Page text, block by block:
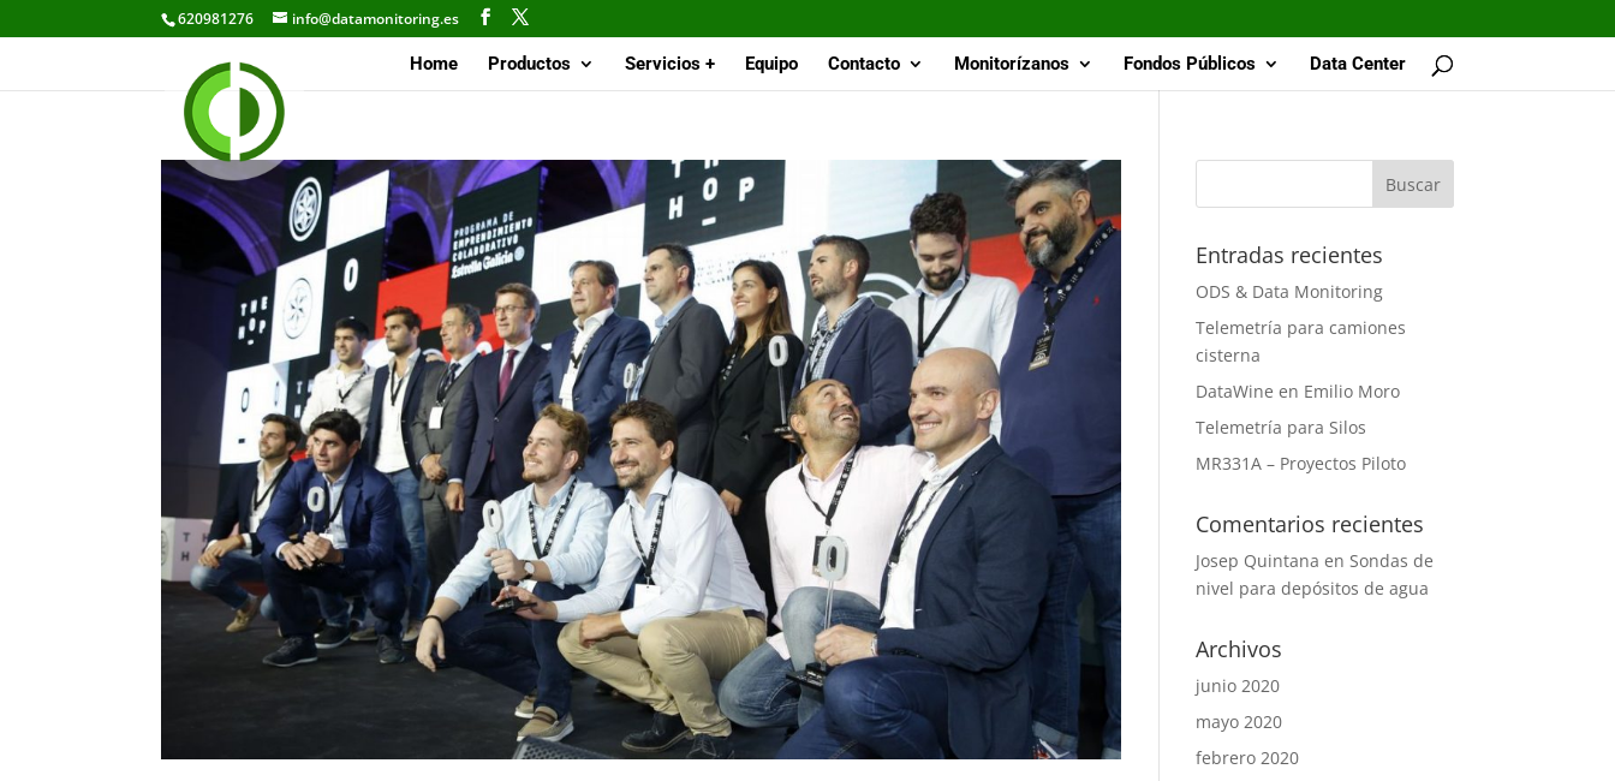
620981276 info@datamonitoring.es
Home Productos Servicios + Equipo Contacto Monitorízanos Fondos Públicos Data Center
Entradas recientes
ODS & Data Monitoring
Telemetría para camiones
cisterna
DataWine en Emilio Moro
Telemetría para Silos
MR331A – Proyectos Piloto
Comentarios recientes
Josep Quintana en Sondas de
nivel para depósitos de agua
Archivos
junio 2020
mayo 2020
febrero 2020